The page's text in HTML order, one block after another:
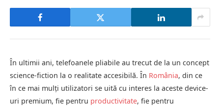
În ultimii ani, telefoanele pliabile au trecut de la un concept
science-fiction la o realitate accesibilă. În România, din ce
în ce mai mulți utilizatori se uită cu interes la aceste device-
uri premium, fie pentru productivitate, fie pentru